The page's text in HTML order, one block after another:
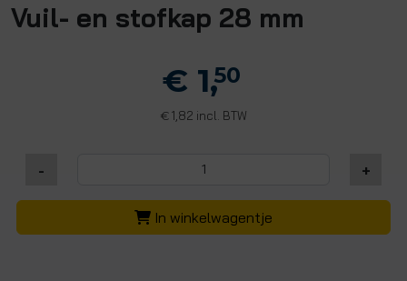
Vuil- en stofkap 28 mm
€ 1,50
€ 1,82 incl. BTW
- +
In winkelwagentje